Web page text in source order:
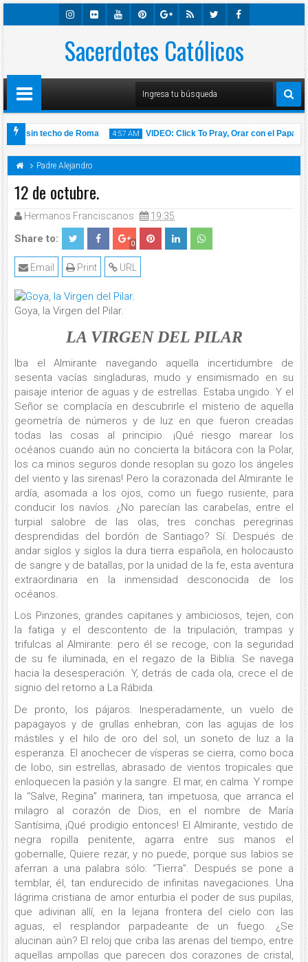
Gra R Be Est E-
Plus
R Ook
Sacerdotes Católicos
sin techo de Roma 4:57 AM
14 Nov
2020
VIDEO: Click To Pray, Orar con el Papa
2020 l Padre Carlos Yepes
Padre Alejandro
12 de octubre.
Hermanos Franciscanos 19:35
Share to: 0
URL
Print
Email
Goya, la Virgen del Pilar.
LA VIRGEN DEL PILAR
Iba el Almirante navegando aquella incertidumbre de
sesenta vacías singladuras, mudo y ensimismado en su
paisaje interior de aguas y de estrellas. Estaba ungido. Y el
Señor se complacía en descubrirle el misterio de aquella
geometría de números y de luz en que fueron creadas
todas las cosas al principio. ¡Qué riesgo marear los
océanos cuando aún no concierta la bitácora con la Polar,
los ca minos seguros donde resoplan su gozo los ángeles
del viento y las sirenas! Pero la corazonada del Almirante le
ardía, asomada a los ojos, como un fuego rusiente, para
conducir los navíos. ¿No parecían las carabelas, entre el
turpial salobre de las olas, tres conchas peregrinas
desprendidas del bordón de Santiago? Sí. Después de
andar siglos y siglos la dura tierra española, en holocausto
de sangre y de batallas, por la unidad de la fe, esta aventura
extraordinaria en la inmensidad desconocida de los
océanos.
Los Pinzones, grandes capitanes y ambiciosos, tejen, con
la fatiga y el descontento de la tripulación, trampas y
trifulcas al Almirante: pero él se recoge, con la seguridad
de su fe iluminada, en el regazo de la Biblia. Se navega
hacia la desesperación. Y, detrás de cada ola, crece el de
signio del retorno a La Rábida.
De pronto, los pájaros. Inesperadamente, un vuelo de
papagayos y de grullas enhebran, con las agujas de los
mástiles y el hilo de oro del sol, un soneto de luz a la
esperanza. El anochecer de vísperas se cierra, como boca
de lobo, sin estrellas, abrasado de vientos tropicales que
enloquecen la pasión y la sangre. El mar, en calma. Y rompe
la “Salve, Regina” marinera, tan impetuosa, que arranca el
milagro al corazón de Dios, en el nombre de María
Santísima, ¡Qué prodigio entonces! El Almirante, vestido de
negra ropilla penitente, agarra entre sus manos el
gobernalle, Quiere rezar, y no puede, porque sus labios se
aferran a una palabra sólo: “Tierra”. Después se pone a
temblar, él, tan endurecido de infinitas navegaciones. Una
lágrima cristiana de amor enturbia el poder de sus pupilas,
que adivinan allí, en la lejana frontera del cielo con las
aguas, el resplandor parpadeante de un fuego. ¿Se
alucinan aún? El reloj que criba las arenas del tiempo, entre
aquellas ampollas que parecen dos corazones de cristal,